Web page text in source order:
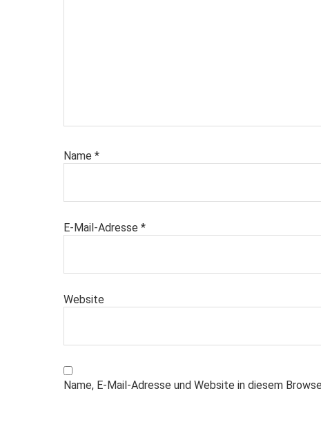
Name *
E-Mail-Adresse *
Website
Name, E-Mail-Adresse und Website in diesem